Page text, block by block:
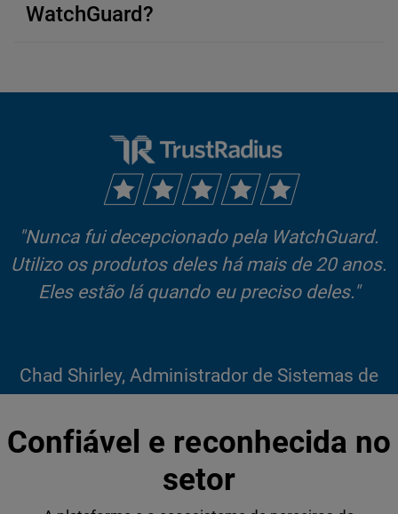
WatchGuard?
"Nunca fui decepcionado pela WatchGuard.
Utilizo os produtos deles há mais de 20 anos.
Eles estão lá quando eu preciso deles."
Chad Shirley, Administrador de Sistemas de
Leia a avaliação completa >
Confiável e reconhecida no
setor